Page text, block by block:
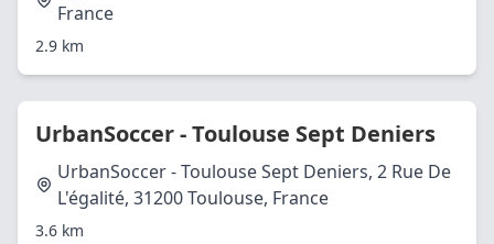
France
2.9 km
UrbanSoccer - Toulouse Sept Deniers
UrbanSoccer - Toulouse Sept Deniers, 2 Rue De
L'égalité, 31200 Toulouse, France
3.6 km